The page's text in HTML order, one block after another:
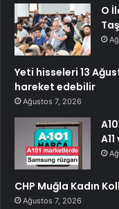
O
Yeti hisseleri 13
hareket edebilir
Ağustos 7, 2026
CHP Muğla Kadın
Ağustos 7, 2026